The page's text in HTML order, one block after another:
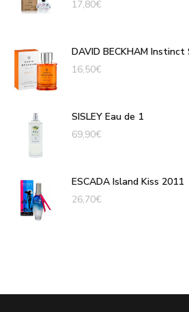
17,80€
DAVID BECKHAM
16,50€
SISLEY Eau de 1
69,90€
ESCADA Island Kiss 2011
26,70€